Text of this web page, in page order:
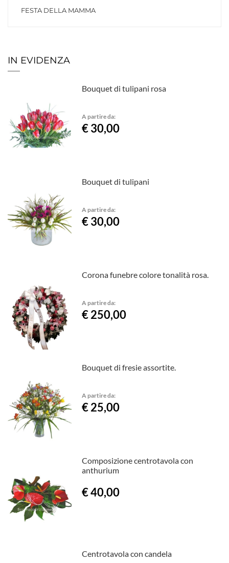
FESTA DELLA MAMMA
IN EVIDENZA
Bouquet di tulipani rosa
A partire da:
€ 30,00
Bouquet di tulipani
A partire da:
€ 30,00
Corona funebre colore tonalità rosa.
A partire da:
€ 250,00
Bouquet di fresie assortite.
A partire da:
€ 25,00
Composizione centrotavola con
anthurium
€ 40,00
Centrotavola con candela